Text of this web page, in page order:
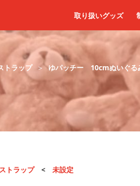
取り扱いグッズ
トラップ ゆパッチー 10cmぬいぐる
ストラップ< 未設定